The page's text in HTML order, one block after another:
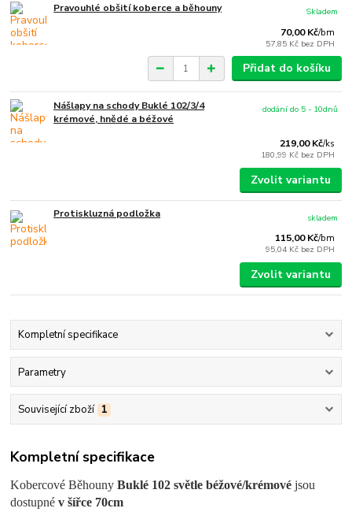
Pravouhlé obšití koberce a běhouny
70,00 Kč/bm
57,85 Kč bez DPH
Skladem
Přidat do košíku
Nášlapy na schody Buklé 102/3/4
krémové, hnědé a béžové
219,00 Kč/ks
180,99 Kč bez DPH
dodání do 5 - 10dnů
Zvolit variantu
Protiskluzná podložka
115,00 Kč/bm
95,04 Kč bez DPH
skladem
Zvolit variantu
Kompletní specifikace
Parametry
Související zboží 1
Kompletní specifikace
Kobercové Běhouny Buklé 102 světle béžové/krémovéjsou
dostupné v šířce 70cm